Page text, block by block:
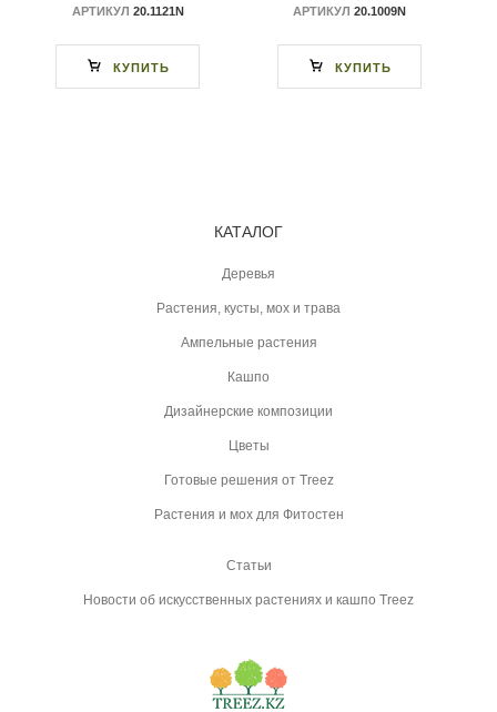
АРТИКУЛ 20.1121N
КУПИТЬ
АРТИКУЛ 20.1009N
КУПИТЬ
КАТАЛОГ
Деревья
Растения, кусты, мох и трава
Ампельные растения
Кашпо
Дизайнерские композиции
Цветы
Готовые решения от Treez
Растения и мох для Фитостен
Статьи
Новости об искусственных растениях и кашпо Treez